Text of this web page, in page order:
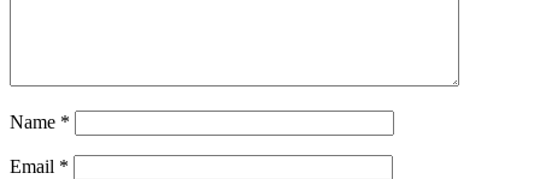
Name *
Email *